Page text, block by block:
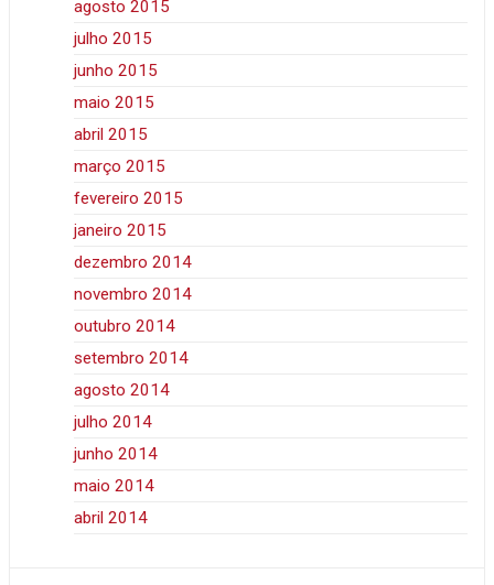
agosto 2015
julho 2015
junho 2015
maio 2015
abril 2015
março 2015
fevereiro 2015
janeiro 2015
dezembro 2014
novembro 2014
outubro 2014
setembro 2014
agosto 2014
julho 2014
junho 2014
maio 2014
abril 2014